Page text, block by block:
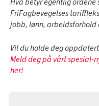
FriFagbevegelses
jobb, lønn, arbeidsforhold
Vil du holde deg
Meld deg på vårt spesial-
her!